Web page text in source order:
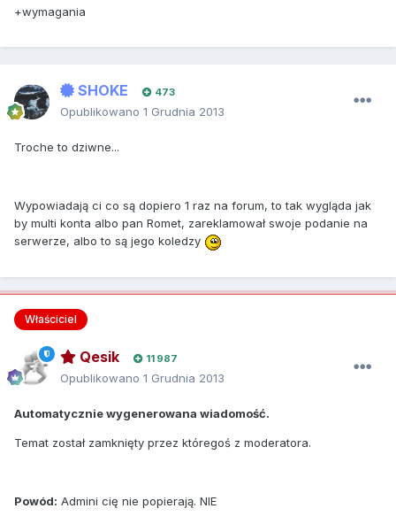
+wymagania
SHOKE 473
Opublikowano 1 Grudnia 2013
Troche to dziwne...
Wypowiadają ci co są dopiero 1 raz na forum, to tak wygląda jak
by multi konta albo pan Romet, zareklamował swoje podanie na
serwerze, albo to są jego koledzy
Właściciel
Qesik 11 987
Opublikowano 1 Grudnia 2013
Automatycznie wygenerowana wiadomość.
Temat został zamknięty przez któregoś z moderatora.
Powód: Admini cię nie popierają. NIE